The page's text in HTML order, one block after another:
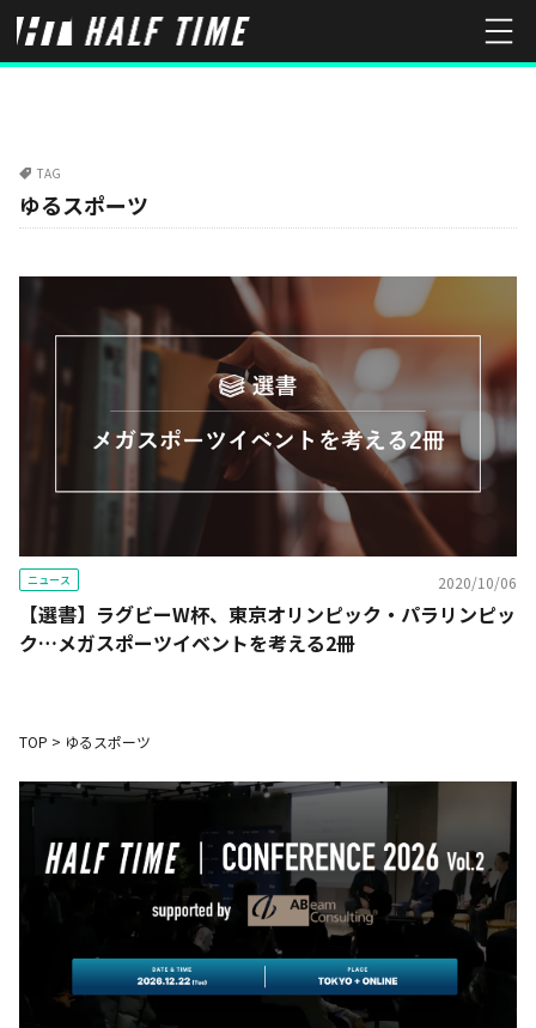
TAG
ゆるスポーツ
ニュース 2020/10/06
【選書】ラグビーW杯、東京オリンピック・パラリンピッ
ク…メガスポーツイベントを考える2冊
TOP > ゆるスポーツ